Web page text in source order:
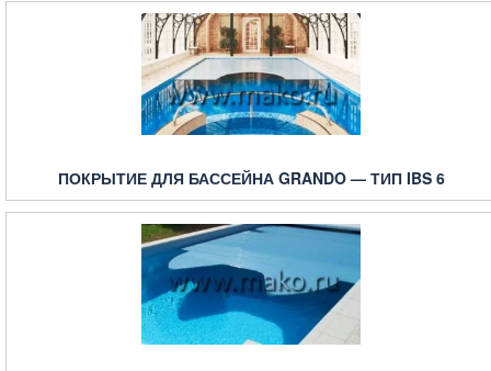
ПОКРЫТИЕ ДЛЯ БАССЕЙНА GRANDO — ТИП IBS 6